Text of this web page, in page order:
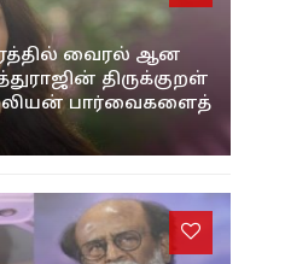
வைரல் ஆன
திருக்குறள்
பார்வைகளைத்